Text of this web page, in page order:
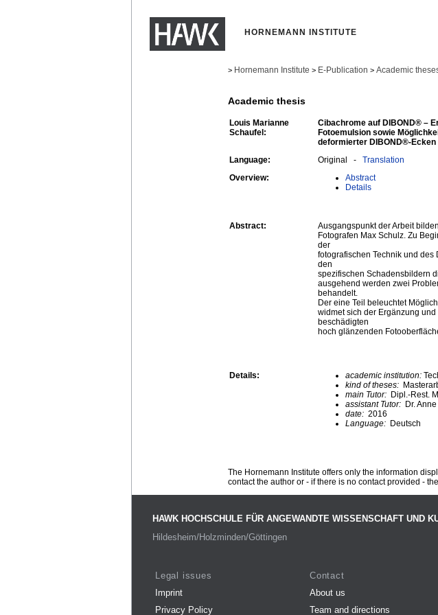
HORNEMANN INSTITUTE
> Hornemann Institute > E-Publication > Academic
Academic thesis
Louis Marianne
Schaufel:
Cibachrome auf DIBOND® –
Fotoemulsion sowie
deformierter DIBOND®-Ecken
Language: Original - Translation
Overview:
Abstract
Details
Abstract:
Ausgangspunkt der Arbeit
Fotografen Max Schulz. Zu
der
fotografischen Technik und
den
spezifischen Schadensbildern
ausgehend werden zwei
behandelt.
Der eine Teil beleuchtet
widmet sich der Ergänzung
beschädigten
hoch glänzenden
Details: academic institution:
kind of theses:
main Tutor: Dipl.-Rest.
assistant Tutor: Dr.
date: 2016
Language: Deutsch
The Hornemann Institute offers only the information
contact the author or - if there is no contact provided -
HAWK HOCHSCHULE FÜR ANGEWANDTE WISSENSCHAFT UND
Hildesheim/Holzminden/Göttingen
Legal issues
Imprint
Privacy Policy
Contact
About us
Team and directions